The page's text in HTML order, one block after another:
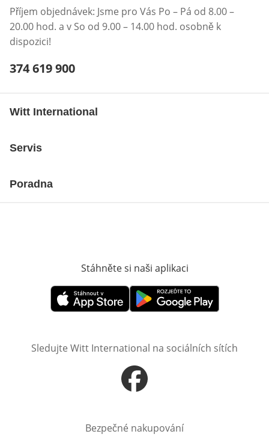
Příjem objednávek: Jsme pro Vás Po – Pá od 8.00 –
20.00 hod. a v So od 9.00 – 14.00 hod. osobně k
dispozici!
Telefonní číslo:
374 619 900
Witt International
Servis
Poradna
Stáhněte si naši aplikaci
Otevře v novém okněOtevře v novém okně
Sledujte Witt International na sociálních sítích
Otevře v novém okně
Bezpečné nakupování